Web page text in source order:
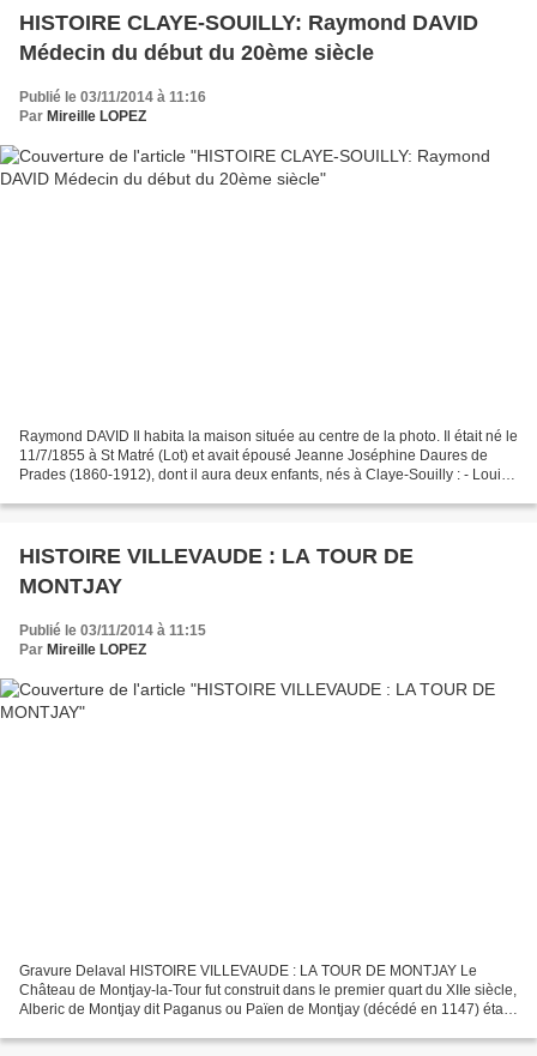
HISTOIRE CLAYE-SOUILLY: Raymond DAVID
Médecin du début du 20ème siècle
Publié le 03/11/2014 à 11:16
Par Mireille LOPEZ
Raymond DAVID Il habita la maison située au centre de la photo. Il était né le
11/7/1855 à St Matré (Lot) et avait épousé Jeanne Joséphine Daures de
Prades (1860-1912), dont il aura deux enfants, nés à Claye-Souilly : - Louis
HISTOIRE VILLEVAUDE : LA TOUR DE
MONTJAY
Publié le 03/11/2014 à 11:15
Par Mireille LOPEZ
Gravure Delaval HISTOIRE VILLEVAUDE : LA TOUR DE MONTJAY Le
Château de Montjay-la-Tour fut construit dans le premier quart du XIIe siècle,
Alberic de Montjay dit Paganus ou Païen de Montjay (décédé en 1147) était